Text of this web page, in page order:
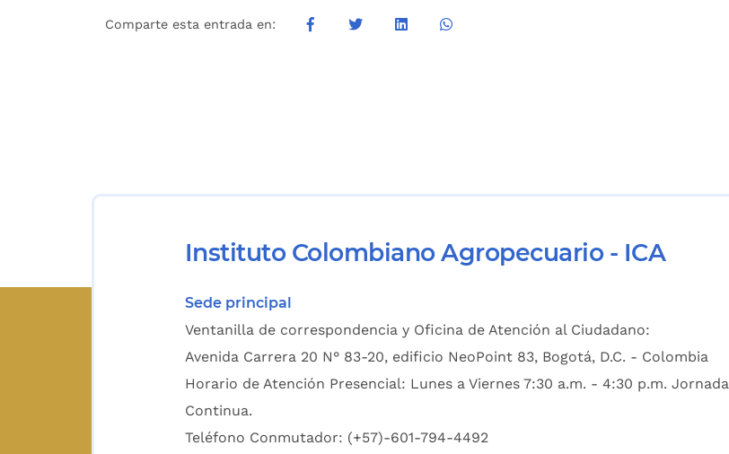
Comparte esta entrada en:
Instituto Colombiano Agropecuario - ICA
Sede principal
Ventanilla de correspondencia y Oficina de Atención al Ciudadano:
Avenida Carrera 20 N° 83-20, edificio NeoPoint 83, Bogotá, D.C. - Colombia
Horario de Atención Presencial: Lunes a Viernes 7:30 a.m. - 4:30 p.m. Jornada
Continua.
Teléfono Conmutador: (+57)-601-794-4492